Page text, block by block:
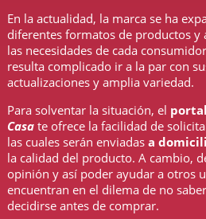
En la actualidad, la marca se ha
diferentes formatos de productos y
las necesidades de cada
resulta complicado ir a la par con
actualizaciones y amplia variedad.
Para solventar la situación, el
Casate ofrece la facilidad de
las cuales serán enviadas a
la calidad del producto. A cambio,
opinión y así poder ayudar a otros
encuentran en el dilema de no
decidirse antes de comprar.